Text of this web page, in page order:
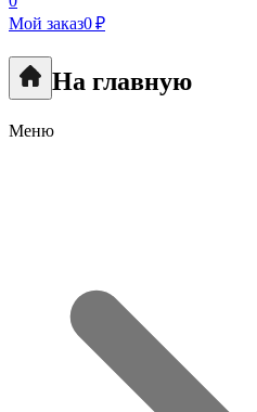
Мой заказ0 ₽
На главную
Меню